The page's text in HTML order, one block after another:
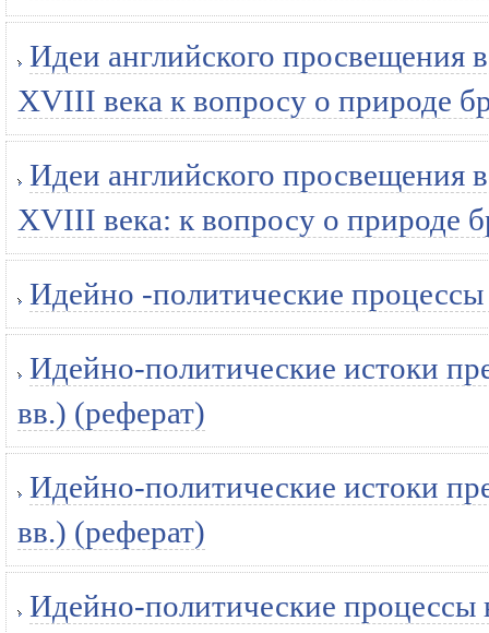
Идеи английского просвещения
XVIII века к вопросу о природе
Идеи английского просвещения
XVIII века: к вопросу о природе
Идейно -политические
Идейно-политические истоки
вв.) (реферат)
Идейно-политические истоки
вв.) (реферат)
Идейно-политические процессы